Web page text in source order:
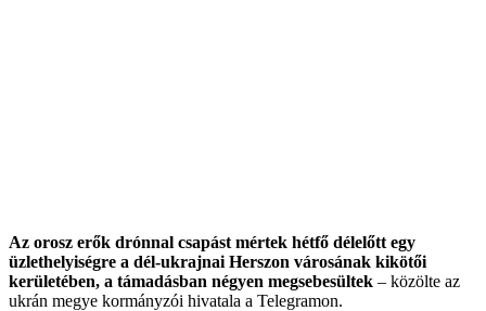
Az orosz erők drónnal csapást mértek hétfő délelőtt egy
üzlethelyiségre a dél-ukrajnai Herszon városának kikötői
kerületében, a támadásban négyen megsebesültek – közölte az
ukrán megye kormányzói hivatala a Telegramon.